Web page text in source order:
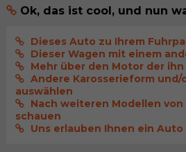
Ok, das ist cool, und nun
Dieses Auto zu Ihrem
Dieser Wagen mit einem
Mehr über den Motor der
Andere Karosserieform und/
auswählen
Nach weiteren Modellen
schauen
Uns erlauben Ihnen ein